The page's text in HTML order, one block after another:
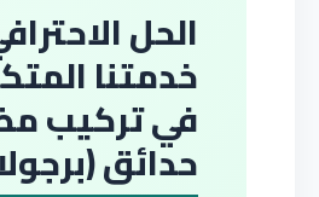
الحل
خدمتنا
في تركيب
حدائق